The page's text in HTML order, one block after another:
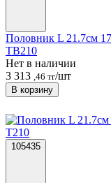
Половник L 21.7см
TB210
Нет в наличии
3 313 ,46 тг/шт
В корзину
105435